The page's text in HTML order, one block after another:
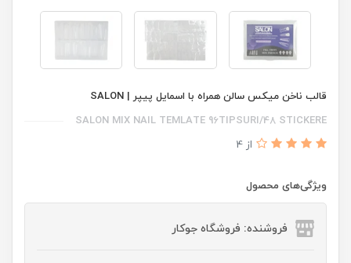
قالب ناخن میکس سالن همراه با اسمایل پیپر | SALON
SALON MIX NAIL TEMLATE 96TIPSURI/48 STICKERE
از 4
ویژگی‌های محصول
فروشنده: فروشگاه جوکار